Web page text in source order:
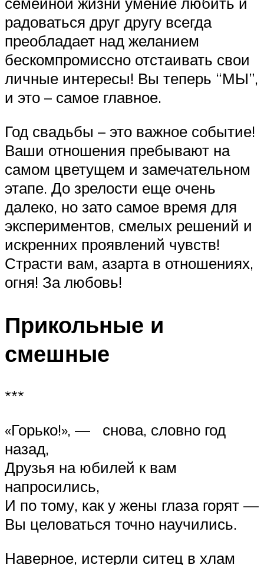
радоваться друг другу всегда
преобладает над желанием
бескомпромиссно отстаивать свои
личные интересы! Вы теперь “МЫ”,
и это – самое главное.
Год свадьбы – это важное событие!
Ваши отношения пребывают на
самом цветущем и замечательном
этапе. До зрелости еще очень
далеко, но зато самое время для
экспериментов, смелых решений и
искренних проявлений чувств!
Страсти вам, азарта в отношениях,
огня! За любовь!
Прикольные и
смешные
***
«Горько!», — снова, словно год
назад,
Друзья на юбилей к вам
напросились,
И по тому, как у жены глаза горят —
Вы целоваться точно научились.
Наверное, истерли ситец в хлам